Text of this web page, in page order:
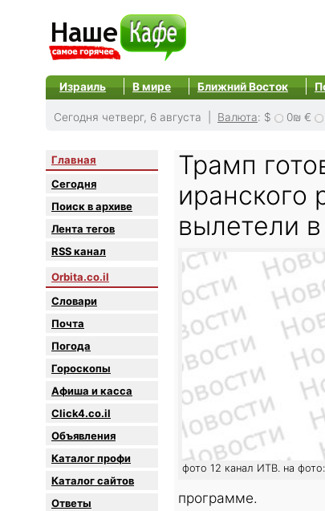
Израиль В мире Ближний Восток
Сегодня четверг, 6 августа | Валюта: $ 0₪ €
Главная
Сегодня
Поиск в архиве
Лента тегов
RSS канал
Orbita.co.il
Словари
Почта
Погода
Гороскопы
Афиша и касса
Click4.co.il
Объявления
Каталог профи
Каталог сайтов
Oтветы
Трамп
иранского
вылетели
фото 12 канал ИТВ. на
программе.